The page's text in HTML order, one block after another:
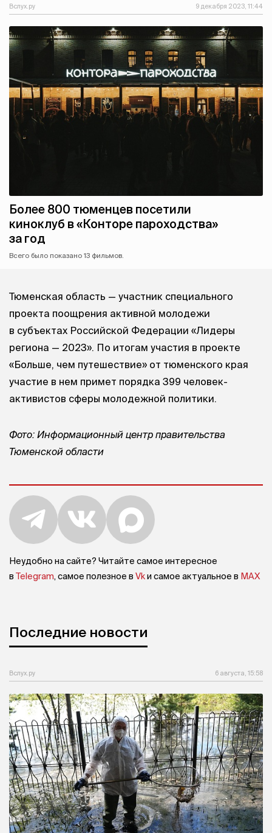
Вслух.ру 9 декабря 2023, 11:44
Более 800 тюменцев посетили
киноклуб в «Конторе пароходства»
за год
Всего было показано 13 фильмов.
Тюменская область — участник специального
проекта поощрения активной молодежи
в субъектах Российской Федерации «Лидеры
региона — 2023». По итогам участия в проекте
«Больше, чем путешествие» от тюменского края
участие в нем примет порядка 399 человек-
активистов сферы молодежной политики.
Фото: Информационный центр правительства
Тюменской области
Неудобно на сайте? Читайте самое интересное
в Telegram, самое полезное в Vkи самое актуальное в MAX
Последние новости
Вслух.ру 6 августа, 15:58